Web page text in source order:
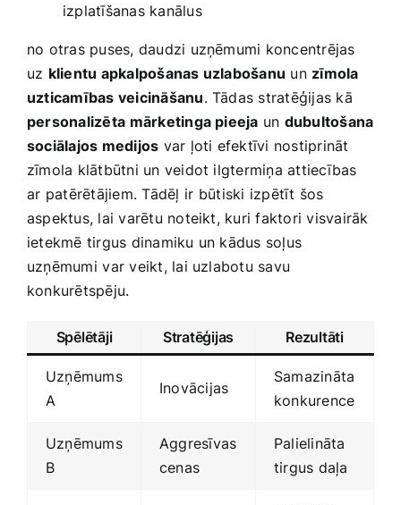
izplatīšanas kanālus
no otras ‍puses, daudzi‍ uzņēmumi koncentrējas
uz‌ klientu apkalpošanas uzlabošanu un zīmola
uzticamības veicināšanu. Tādas stratēģijas kā
personalizēta⁣ mārketinga pieeja un dubultošana
sociālajos medijos var ļoti efektīvi nostiprināt
zīmola klātbūtni un veidot ilgtermiņa attiecības
ar⁢ patērētājiem. Tādēļ⁤ ir ⁤būtiski izpētīt ‍šos
‌aspektus, lai varētu noteikt, kuri faktori visvairāk
ietekmē tirgus dinamiku un kādus soļus
‌uzņēmumi⁢ var veikt, lai uzlabotu savu
konkurētspēju.
Spēlētāji Stratēģijas Rezultāti
Uzņēmums
A
Inovācijas
Samazināta
konkurence
Uzņēmums
B
Aggresīvas
cenas
Palielināta
tirgus daļa